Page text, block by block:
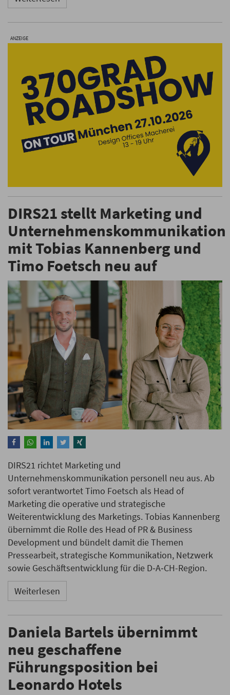
ANZEIGE
DIRS21 stellt Marketing und
Unternehmenskommunikation
mit Tobias Kannenberg und
Timo Foetsch neu auf
DIRS21 richtet Marketing und
Unternehmenskommunikation personell neu aus. Ab
sofort verantwortet Timo Foetsch als Head of
Marketing die operative und strategische
Weiterentwicklung des Marketings. Tobias Kannenberg
übernimmt die Rolle des Head of PR & Business
Development und bündelt damit die Themen
Pressearbeit, strategische Kommunikation, Netzwerk
sowie Geschäftsentwicklung für die D‑A‑CH-Region.
Weiterlesen
Daniela Bartels übernimmt
neu geschaffene
Führungsposition bei
Leonardo Hotels